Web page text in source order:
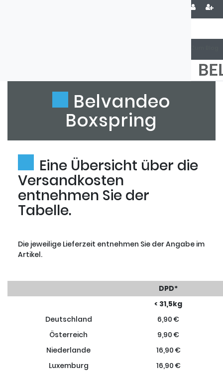
Belvandeo
Boxspring
Eine Übersicht über die
Versandkosten
entnehmen Sie der
Tabelle.
Die jeweilige Lieferzeit entnehmen Sie der Angabe im
Artikel.
DPD*
< 31,5kg
Deutschland
6,90 €
Österreich
9,90 €
Niederlande
16,90 €
Luxemburg
16,90 €